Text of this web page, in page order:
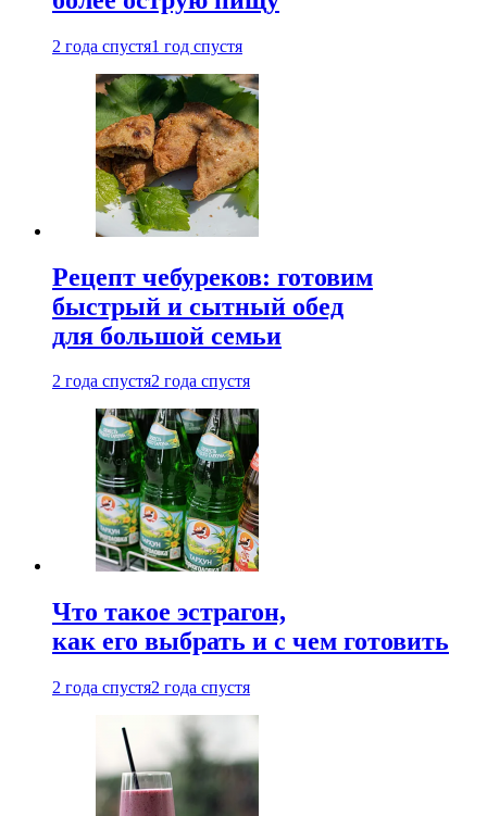
2 года спустя1 год спустя
Рецепт чебуреков: готовим
быстрый и сытный обед
для большой семьи
2 года спустя2 года спустя
Что такое эстрагон,
как его выбрать и с чем готовить
2 года спустя2 года спустя